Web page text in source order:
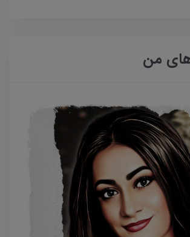
من